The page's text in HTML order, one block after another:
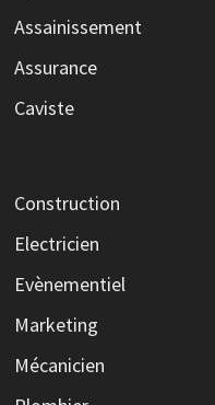
Assainissement
Assurance
Caviste
Construction
Electricien
Evènementiel
Marketing
Mécanicien